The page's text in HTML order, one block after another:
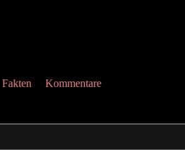
Fakten Kommentare